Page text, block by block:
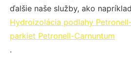
ďalšie naše služby, ako napríklad
Hydroizolácia podlahy
parkiet Petronell-Carnuntum
.